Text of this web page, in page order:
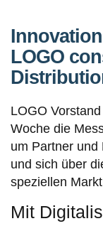
LOGO
LOGO
Woche die
um Partner und
und sich über
speziellen
Mit